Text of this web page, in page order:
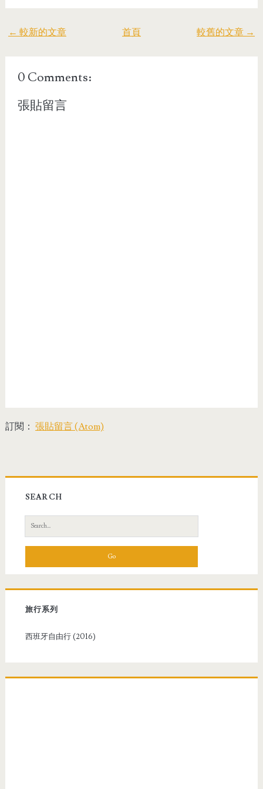
← 較新的文章 較舊的文章 →
首頁
0 Comments:
張貼留言
訂閱： 張貼留言 (Atom)
SEARCH
e
r
h
f
r
旅行系列
西班牙自由行 (2016)